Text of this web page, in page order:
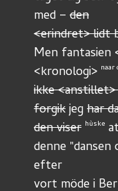
med – den
<erindret> lidt
Men fantasien
<kronologi>
ikke
forgik jeg har
den viser hùske at
denne
efter
vort möde i